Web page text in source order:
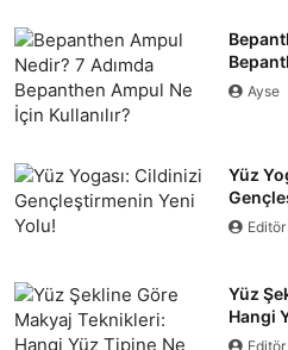
Ayse
Yüz
Editör
Yüz
Hangi
Editör